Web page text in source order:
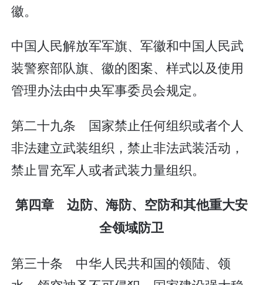
徽。
中国人民解放军军旗、军徽和中国人民武
装警察部队旗、徽的图案、样式以及使用
管理办法由中央军事委员会规定。
第二十九条 国家禁止任何组织或者个人
非法建立武装组织，禁止非法武装活动，
禁止冒充军人或者武装力量组织。
第四章 边防、海防、空防和其他重大安
全领域防卫
第三十条 中华人民共和国的领陆、领